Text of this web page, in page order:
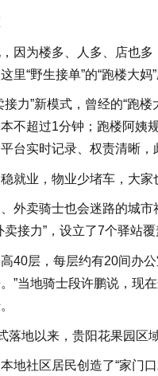
因为楼多、人多、店也
里“野生接单”的“跑楼大
力”新模式，曾经的“跑
不超过1分钟；跑楼阿姨
台实时记录、权责清晰，
就业，物业少堵车，大家
卖骑士也会迷路的城市
接力”，设立了7个驿站覆
40层，每层约有20间办
”当地骑士段许鹏说，现
落地以来，贵阳花果园
地社区居民创造了“家门